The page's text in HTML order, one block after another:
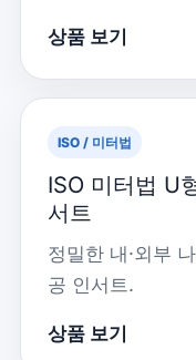
상품 보기
ISO / 미터법
ISO 미터법 U
서트
정밀한 내·외부
공 인서트.
상품 보기